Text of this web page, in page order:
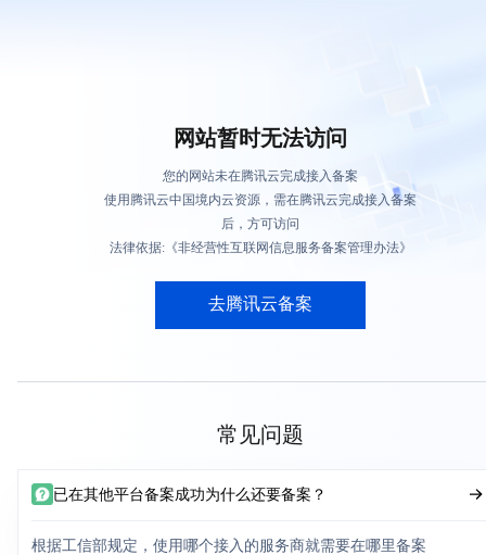
网站暂时无法访问
您的网站未在腾讯云完成接入备案
使用腾讯云中国境内云资源，需在腾讯云完成接入备案
后，方可访问
法律依据:《非经营性互联网信息服务备案管理办法》
去腾讯云备案
常见问题
已在其他平台备案成功为什么还要备案？
根据工信部规定，使用哪个接入的服务商就需要在哪里备案